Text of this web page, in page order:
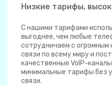
Низкие тарифы,
С нашими тарифами
выгоднее, чем любые
сотрудничаем с огромным
связи по всему миру и
качественные VoIP-
минимальные тарифы без
связи.